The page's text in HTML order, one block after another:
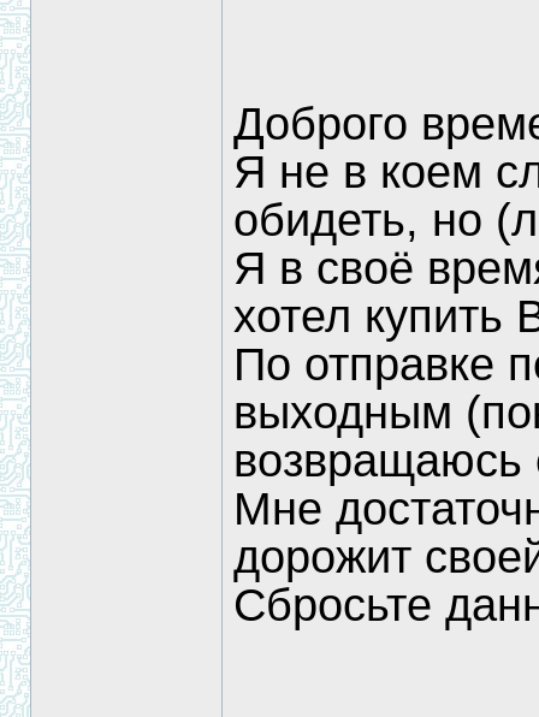
Доброго
Я не в коем
обидеть, но
Я в своё
хотел
По отправке
выходным
возвращаюсь
Мне
дорожит
Сбросьте